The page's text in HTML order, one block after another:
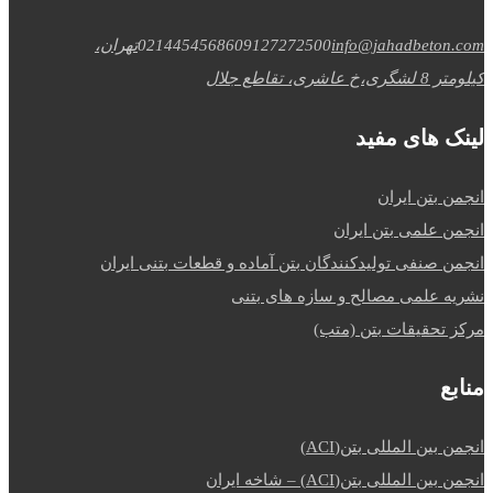
0214454568609127272500info@jahadbeton.com
تهران،
کیلومتر 8 لشگری،خ عاشری، تقاطع جلال
لینک های مفید
انجمن بتن ایران
انجمن علمی بتن ایران
انجمن صنفی تولیدکنندگان بتن آماده و قطعات بتنی ایران
نشریه علمی مصالح و سازه های بتنی
مرکز تحقیقات بتن (متب)
منابع
انجمن بین المللی بتن(ACI)
انجمن بین المللی بتن(ACI) – شاخه ایران